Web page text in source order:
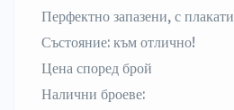
Перфектно запазени, с плакати
Състояние: към отлично!
Цена според брой
Налични броеве: